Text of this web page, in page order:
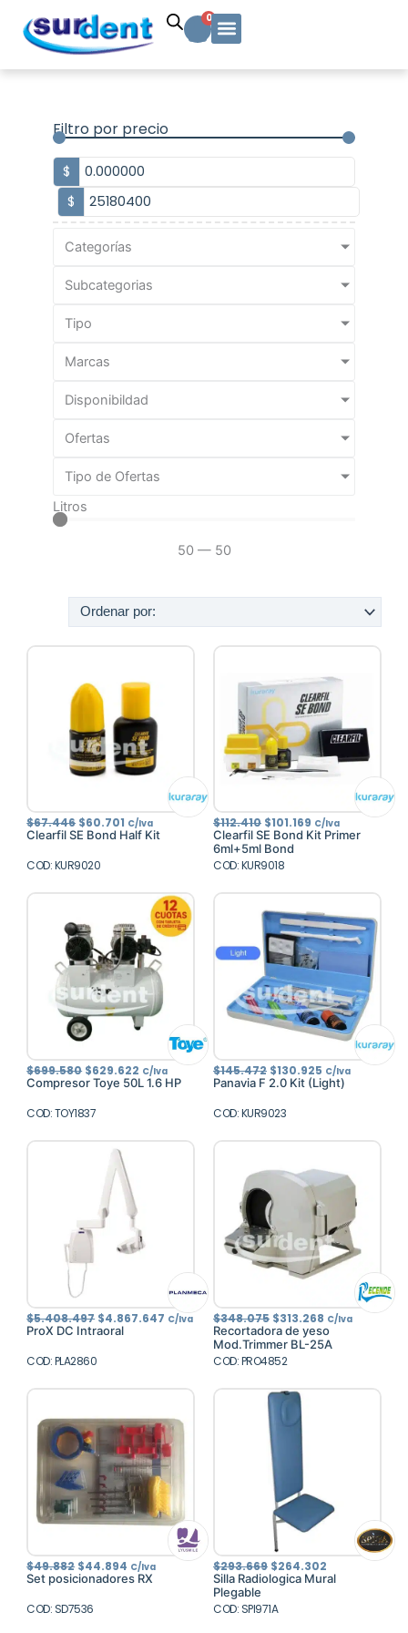
contenido
0
Carrito
Filtro por precio
$
$
Categorías
Subcategorias
Tipo
Marcas
Disponibildad
Ofertas
Tipo de Ofertas
Litros
50 — 50
$67.446 El
precio
original
$67.446.
$60.701 El
precio
actual
C/Iva
Clearfil SE Bond Half Kit
COD: KUR9020
$112.410 El
precio
original
era:
$112.410.
$101.169 El
precio
actual
C/Iva
Clearfil SE Bond Kit Primer
6ml+5ml Bond
COD: KUR9018
$699.580 El
precio
original
$699.580.
$629.622 El
precio
actual
C/Iva
Compresor Toye 50L 1.6 HP
COD: TOY1837
$145.472 El
precio
original
$145.472.
$130.925 El
precio
actual
C/Iva
Panavia F 2.0 Kit (Light)
COD: KUR9023
$5.408.497 El
precio
original
$4.867.647 El
precio
$4.867.647.
C/Iva
ProX DC Intraoral
COD: PLA2860
$348.075 El
precio
original
era:
$348.075.
$313.268 El
precio
actual
es:
C/Iva
Recortadora de yeso
Mod.Trimmer BL-25A
COD: PRO4852
$49.882 El
precio
original
$49.882.
$44.894 El
precio
actual
C/Iva
Set posicionadores RX
COD: SD7536
$293.669 El
precio
original
$293.669.
$264.302
precio
actual
Silla Radiologica Mural
Plegable
COD: SPI971A